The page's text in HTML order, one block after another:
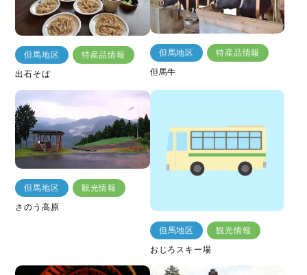
但馬地区
特産品情報
出石そば
但馬地区
特産品情報
但馬牛
但馬地区
観光情報
さのう高原
但馬地区
観光情報
おじろスキー場